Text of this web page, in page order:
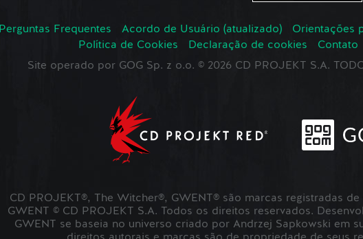
Perguntas Frequentes Acordo de Usuário (atualizado) Orientações
Política de Cookies
Declaração de cookies Contato
Site operado por GOG Sp. z o.o. © 2026 CD PROJEKT S.A.
CD PROJEKT®, The Witcher®, GWENT® são marcas registradas
GWENT © CD PROJEKT S.A. Todos os direitos reservados.
GWENT se baseia no universo criado por Andrzej Sapkowski em